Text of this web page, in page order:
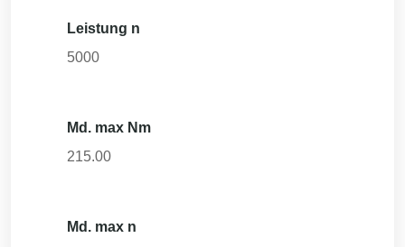
Leistung n
5000
Md. max Nm
215.00
Md. max n